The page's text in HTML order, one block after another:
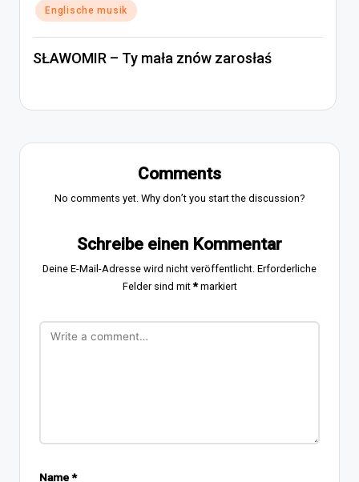
Posted
in
Englische musik
SŁAWOMIR – Ty mała znów zarosłaś
Comments
No comments yet. Why don’t you start the discussion?
Schreibe einen Kommentar
Deine E-Mail-Adresse wird nicht veröffentlicht. Erforderliche
Felder sind mit*markiert
Name*